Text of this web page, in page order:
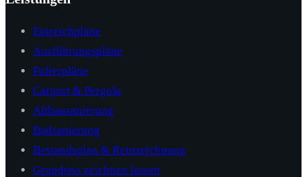
Einreichpläne
Ausführungspläne
Polierpläne
Carport & Pergola
Altbausanierung
Badsanierung
Bestandsplan & Reinzeichnung
Grundriss zeichnen lassen